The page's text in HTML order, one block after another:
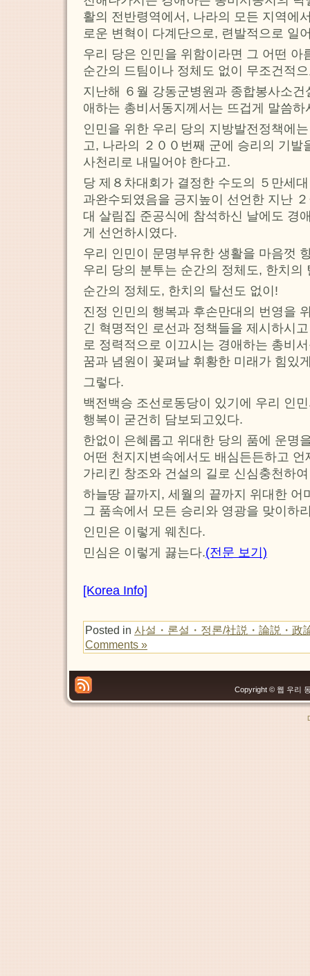
활의 전반령역에서, 나라의 모든 지역에
로운 변혁이 다계단으로, 련발적으로 일
우리 당은 인민을 위함이라면 그 어떤 아
순간의 드팀이나 정체도 없이 무조건적
지난해 ６월 강동군병원과 종합봉사소
애하는 총비서동지께서는 뜨겁게 말씀하
인민을 위한 우리 당의 지방발전정책에
고, 나라의 ２００번째 군에 승리의 기
사천리로 내밀어야 한다고.
당 제８차대회가 결정한 수도의 ５만세
과완수되였음을 긍지높이 선언한 지난
대 살림집 준공식에 참석하신 날에도 경
게 선언하시였다.
우리 인민이 문명부유한 생활을 마음껏
우리 당의 분투는 순간의 정체도, 한치의
순간의 정체도, 한치의 탈선도 없이!
진정 인민의 행복과 후손만대의 번영을
긴 혁명적인 로선과 정책들을 제시하시
로 정력적으로 이끄시는 경애하는 총비
꿈과 념원이 꽃펴날 휘황한 미래가 힘있
그렇다.
백전백승 조선로동당이 있기에 우리 인
행복이 굳건히 담보되고있다.
한없이 은혜롭고 위대한 당의 품에 운명
어떤 천지지변속에서도 배심든든하고
가리킨 창조와 건설의 길로 신심충천하
하늘땅 끝까지, 세월의 끝까지 위대한 어
그 품속에서 모든 승리와 영광을 맞이하
인민은 이렇게 웨친다.
민심은 이렇게 끓는다.(전문 보기)
[Korea Info]
Posted in 사설・론설・정론/社説・論説・政
Comments »
Copyright © 웹 우리